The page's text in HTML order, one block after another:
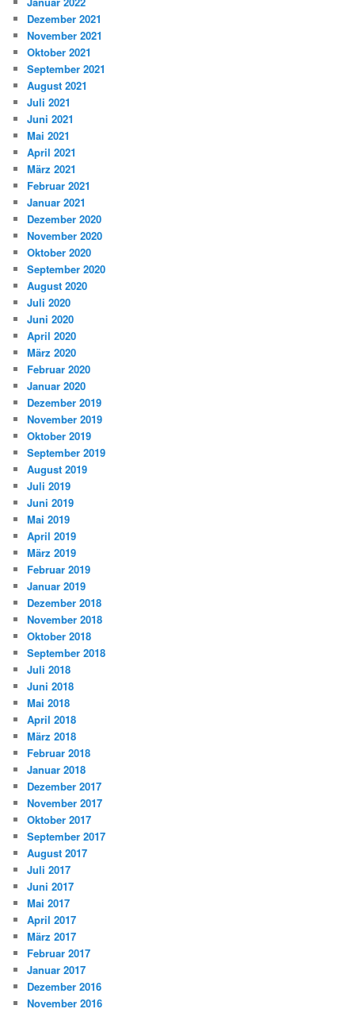
Dezember 2021
November 2021
Oktober 2021
September 2021
August 2021
Juli 2021
Juni 2021
Mai 2021
April 2021
März 2021
Februar 2021
Januar 2021
Dezember 2020
November 2020
Oktober 2020
September 2020
August 2020
Juli 2020
Juni 2020
April 2020
März 2020
Februar 2020
Januar 2020
Dezember 2019
November 2019
Oktober 2019
September 2019
August 2019
Juli 2019
Juni 2019
Mai 2019
April 2019
März 2019
Februar 2019
Januar 2019
Dezember 2018
November 2018
Oktober 2018
September 2018
Juli 2018
Juni 2018
Mai 2018
April 2018
März 2018
Februar 2018
Januar 2018
Dezember 2017
November 2017
Oktober 2017
September 2017
August 2017
Juli 2017
Juni 2017
Mai 2017
April 2017
März 2017
Februar 2017
Januar 2017
Dezember 2016
November 2016